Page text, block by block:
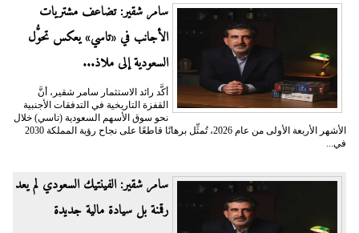
سامر شقير: تضاعف مشتريات
الأجانب في «تاسي» يعكس تحوُّل
السعودية إلى ملاذ...
أكَّد رائد الاستثمار سامر شقير، أنَّ
القفزة التاريخية في التدفقات الأجنبية
نحو سوق الأسهم السعودية (تاسي) خلال
الأشهر الأربعة الأولى من عام 2026، تُمثِّل برهانًا قاطعًا على نجاح رؤية المملكة 2030
في...
سامر شقير: الفينتيك السعودي لم يعد
رقمنة بل سيادة مالية جديدة